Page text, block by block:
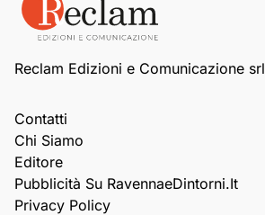
Reclam Edizioni e Comunicazione srl
Contatti
Chi Siamo
Editore
Pubblicità Su RavennaeDintorni.it
Privacy Policy